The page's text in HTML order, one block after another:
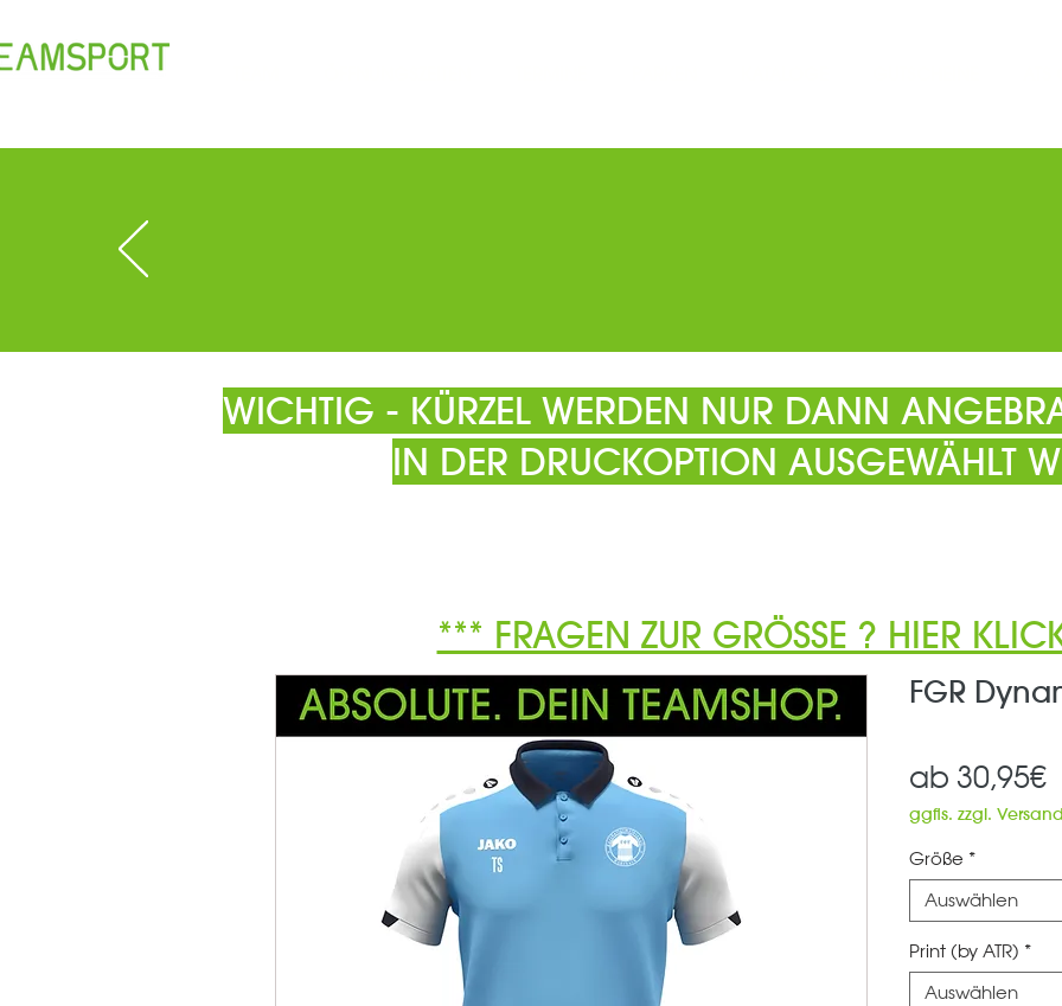
WICHTIG - KÜRZEL WERDEN NUR DANN
IN DER DRUCKOPTION AUSGEWÄHLT
FGR
ab 30,95€
ggfls. zzgl. Versand
Größe *
Auswählen
Print (by ATR) *
Auswählen
*** FRAGEN ZUR GRÖSSE ? HIER